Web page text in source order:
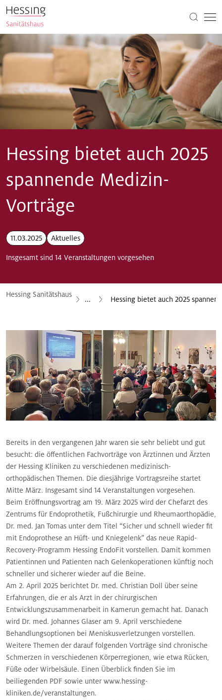
Hessing bietet auch 2025
spannende Medizin-
Vorträge
11.03.2025 Aktuelles
Insgesamt sind 14 Veranstaltungen vorgesehen
Hessing Sanitätshaus
... Hessing bietet auch 2025
Bereits in den vergangenen Jahr waren sie sehr beliebt und gut
besucht: die öffentlichen Fachvorträge von Ärztinnen und Ärzten
der Hessing Kliniken zu verschiedenen medizinisch-
orthopädischen Themen. Die diesjährige Vortragsreihe startet
Mitte März. Insgesamt sind 14 Veranstaltungen vorgesehen.
Beim Eröffnungsvortrag am 19. März 2025 wird der Chefarzt des
Zentrums für Endoprothetik, Fußchirurgie und Rheumaorthopädie,
Dr. med. Jan Tomas unter dem Titel “Sicher und schnell wieder fit
mit Endoprothese an Hüft- und Kniegelenk” das neue Rapid-
Recovery-Programm Hessing EndoFit vorstellen. Damit kommen
Patientinnen und Patienten nach Gelenkoperationen künftig noch
schneller und sicherer wieder auf die Beine.
Am 2. April 2025 berichtet Dr. med. Christian Doll über seine
Erfahrungen, die er als Arzt in der chirurgischen
Entwicklungszusammenarbeit in Kamerun gemacht hat. Danach
wird Dr. med. Johannes Glaser am 9. April verschiedene
Behandlungsoptionen bei Meniskusverletzungen vorstellen.
Weitere Themen der darauf folgenden Vorträge sind chronische
Schmerzen in verschiedenen Körperregionen, wie etwa Rücken,
Füße oder Wirbelsäule. Einen Überblick finden Sie im
beiliegenden PDF sowie unter www.hessing-
kliniken.de/veranstaltungen.